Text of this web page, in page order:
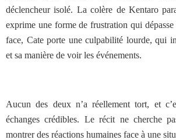
déclencheur isolé. La colère de Kentaro
exprime une forme de frustration qui
face, Cate porte une culpabilité lourde, qui
et sa manière de voir les événements.
Aucun des deux n’a réellement tort, et
échanges crédibles. Le récit ne cherche
montrer des réactions humaines face à une